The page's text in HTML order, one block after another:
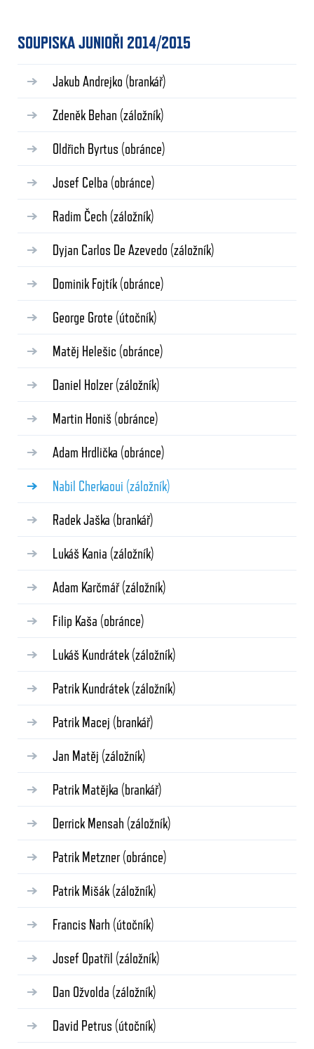
SOUPISKA JUNIOŘI 2014/2015
Jakub Andrejko (brankář)
Zdeněk Behan (záložník)
Oldřich Byrtus (obránce)
Josef Celba (obránce)
Radim Čech (záložník)
Dyjan Carlos De Azevedo (záložník)
Dominik Fojtík (obránce)
George Grote (útočník)
Matěj Helešic (obránce)
Daniel Holzer (záložník)
Martin Honiš (obránce)
Adam Hrdlička (obránce)
Nabil Cherkaoui (záložník)
Radek Jaška (brankář)
Lukáš Kania (záložník)
Adam Karčmář(záložník)
Filip Kaša (obránce)
Lukáš Kundrátek (záložník)
Patrik Kundrátek (záložník)
Patrik Macej (brankář)
Jan Matěj (záložník)
Patrik Matějka (brankář)
Derrick Mensah (záložník)
Patrik Metzner (obránce)
Patrik Mišák (záložník)
Francis Narh (útočník)
Josef Opatřil (záložník)
Dan Ožvolda (záložník)
David Petrus (útočník)